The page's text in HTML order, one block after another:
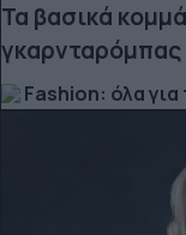
Τα βασικά
γκαρνταρόμπας
Fashion: όλα